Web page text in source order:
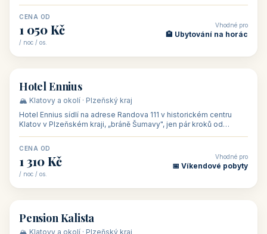
CENA OD
1 050 Kč
/ noc / os.
Vhodné pro
🏨 Ubytování na horác
🏨 hotel
Hotel Ennius
🏔️ Klatovy a okolí · Plzeňský kraj
Hotel Ennius sídlí na adrese Randova 111 v historickém centru
Klatov v Plzeňském kraji, „bráně Šumavy", jen pár kroků od
CENA OD
1 310 Kč
/ noc / os.
Vhodné pro
📅 Víkendové pobyty
🏡 penzion
Pension Kalista
🏔️ Klatovy a okolí · Plzeňský kraj